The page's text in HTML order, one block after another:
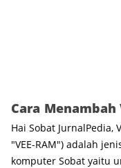
Cara
Hai Sobat JurnalPedia,
"VEE-RAM") adalah
komputer Sobat yaitu